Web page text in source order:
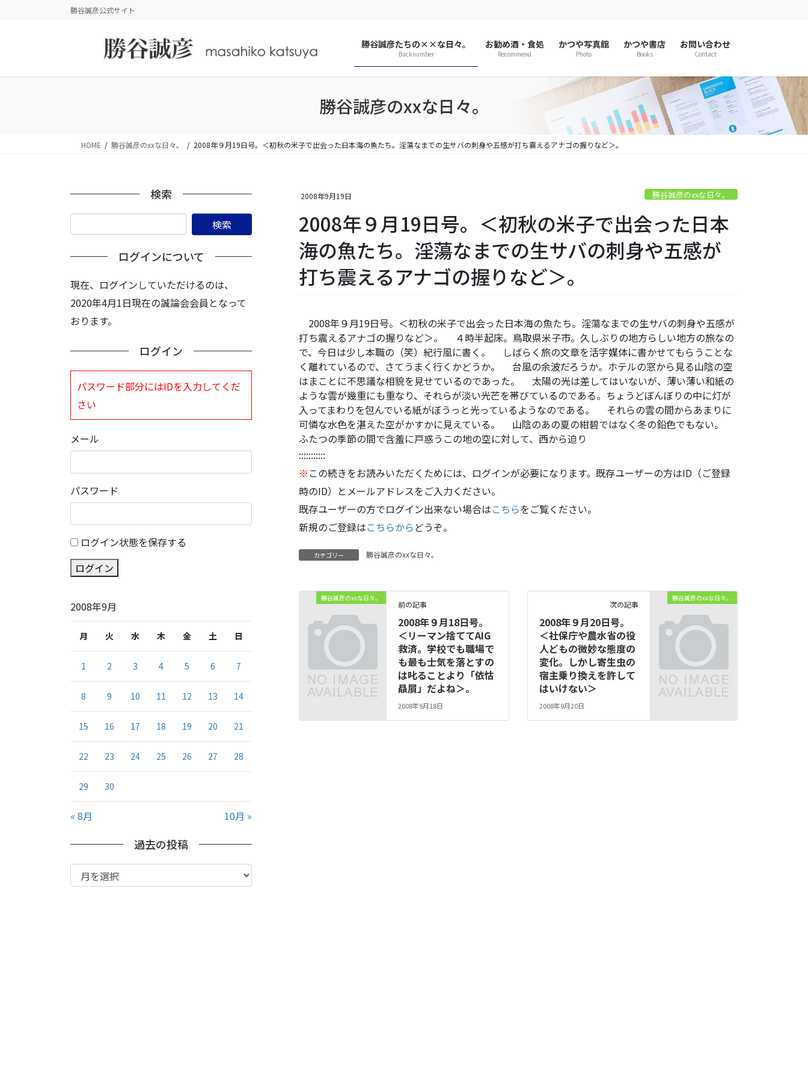
勝谷誠彦公式サイト
勝谷誠彦たちの××な日々。
Backnumber
お勧め酒・食処
Recommend
かつや写真館
Photo
かつや書店
Books
お問い合わせ
Contact
勝谷誠彦のxxな日々。
HOME 勝谷誠彦のxxな日々。 2008年９月19日号。＜初秋の米子で出会った日本海の魚たち。淫蕩なまでの生サバの刺身や五感が打ち震えるアナゴの握りなど＞。
2008年9月19日 勝谷誠彦のxxな日々。
2008年９月19日号。＜初秋の米子で出会った日本
海の魚たち。淫蕩なまでの生サバの刺身や五感が
打ち震えるアナゴの握りなど＞。
2008年９月19日号。＜初秋の米子で出会った日本海の魚たち。淫蕩なまでの生サバの刺身や五感が
打ち震えるアナゴの握りなど＞。 ４時半起床。鳥取県米子市。久しぶりの地方らしい地方の旅なの
で、今日は少し本職の（笑）紀行風に書く。 しばらく旅の文章を活字媒体に書かせてもらうことな
く離れているので、さてうまく行くかどうか。 台風の余波だろうか。ホテルの窓から見る山陰の空
はまことに不思議な相貌を見せているのであった。 太陽の光は差してはいないが、薄い薄い和紙の
ような雲が幾重にも重なり、それらが淡い光芒を帯びているのである。ちょうどぼんぼりの中に灯が
入ってまわりを包んでいる紙がぼうっと光っているようなのである。 それらの雲の間からあまりに
可憐な水色を湛えた空がかすかに見えている。 山陰のあの夏の紺碧ではなく冬の鉛色でもない。
ふたつの季節の間で含羞に戸惑うこの地の空に対して、西から迫り
:::::::::::
※ この続きをお読みいただくためには、ログインが必要になります。既存ユーザーの方はID（ご登録
時のID）とメールアドレスをご入力ください。
既存ユーザーの方でログイン出来ない場合はこちらをご覧ください。
新規のご登録はこちらから どうぞ。
カテゴリー 勝谷誠彦のxxな日々。
勝谷誠彦のxxな日々。
前の記事
2008年９月18日号。
＜リーマン捨ててAIG
救済。学校でも職場で
も最も士気を落とすの
は叱ることより「依怙
贔屓」だよね＞。
2008年9月18日
勝谷誠彦のxxな日々。
次の記事
2008年９月20日号。
＜社保庁や農水省の役
人どもの微妙な態度の
変化。しかし寄生虫の
宿主乗り換えを許して
はいけない＞
2008年9月20日
検索
ログインについて
現在、ログインしていただけるのは、
2020年4月1日現在の誠論会会員となって
おります。
ログイン
パスワード部分にはIDを入力してくだ
さい
メール
パスワード
ログイン状態を保存する
ログイン
2008年9月
月 火 水 木 金 土 日
1 2 3 4 5 6 7
8 9 10 11 12 13 14
15 16 17 18 19 20 21
22 23 24 25 26 27 28
29 30
« 8月 10月 »
過去の投稿
過
去